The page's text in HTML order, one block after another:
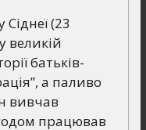
(23
великій
батьків-
а паливо
вивчав
працював